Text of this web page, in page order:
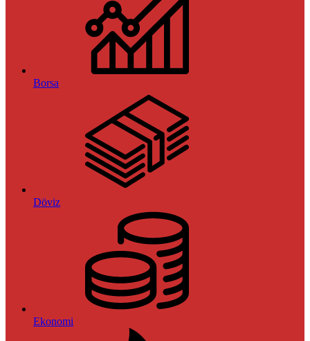
Borsa
Döviz
Ekonomi